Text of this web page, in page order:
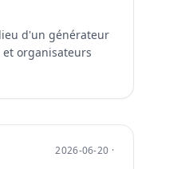
d'un générateur
organisateurs
2026-06-20 ·